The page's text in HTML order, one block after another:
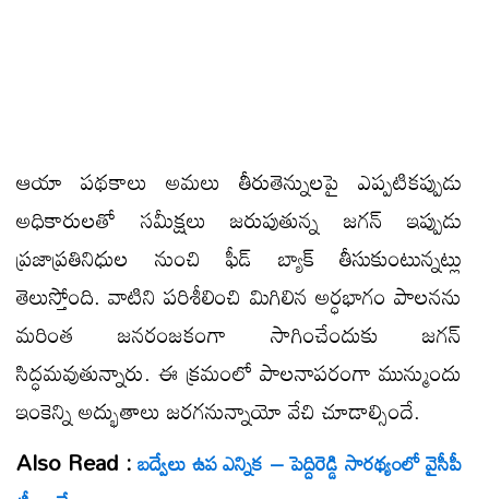
ఆయా ప‌థ‌కాలు అమ‌లు తీరుతెన్నుల‌పై ఎప్ప‌టిక‌ప్పుడు
అధికారుల‌తో స‌మీక్ష‌లు జ‌రుపుతున్న జ‌గ‌న్ ఇప్పుడు
ప్ర‌జాప్ర‌తినిధుల నుంచి ఫీడ్ బ్యాక్ తీసుకుంటున్న‌ట్లు
తెలుస్తోంది. వాటిని ప‌రిశీలించి మిగిలిన అర్ధ‌భాగం పాల‌న‌ను
మ‌రింత జ‌న‌రంజ‌కంగా సాగించేందుకు జ‌గ‌న్
సిద్ధ‌మ‌వుతున్నారు. ఈ క్ర‌మంలో పాల‌నాప‌రంగా మున్ముందు
ఇంకెన్ని అద్భుతాలు జ‌ర‌గ‌నున్నాయో వేచి చూడాల్సిందే.
Also Read :బద్వేలు ఉప ఎన్నిక – పెద్దిరెడ్డి సారథ్యంలో వైసీపీ